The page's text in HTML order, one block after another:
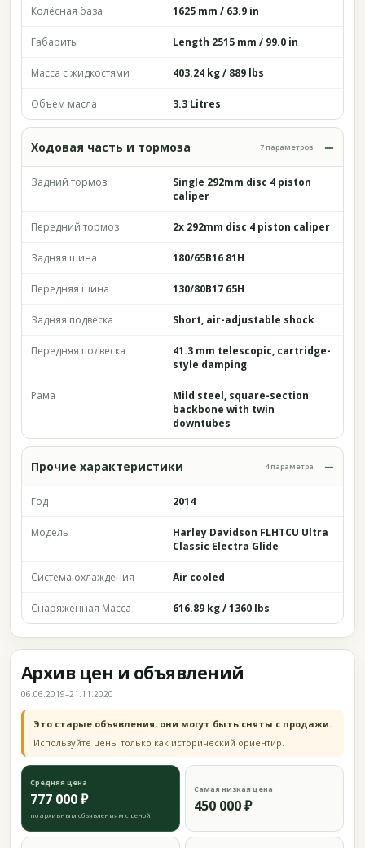
Колёсная база 1625 mm / 63.9 in
Габариты Length 2515 mm / 99.0 in
Масса с жидкостями 403.24 kg / 889 lbs
Объем масла 3.3 Litres
Ходовая часть и тормоза 7 параметров
Задний тормоз
Single 292mm disc 4 piston
caliper
Передний тормоз 2x 292mm disc 4 piston caliper
Задняя шина 180/65B16 81H
Передняя шина 130/80B17 65H
Задняя подвеска Short, air-adjustable shock
Передняя подвеска
41.3 mm telescopic, cartridge-
style damping
Рама
Mild steel, square-section
backbone with twin
downtubes
Прочие характеристики 4 параметра
Год 2014
Модель
Harley Davidson FLHTCU Ultra
Classic Electra Glide
Система охлаждения Air cooled
Снаряженная Масса 616.89 kg / 1360 lbs
Архив цен и объявлений
06.06.2019–21.11.2020
Это старые объявления; они могут быть сняты с продажи.
Используйте цены только как исторический ориентир.
Средняя цена
777 000 ₽
по архивным объявлениям с ценой
Самая низкая цена
450 000 ₽